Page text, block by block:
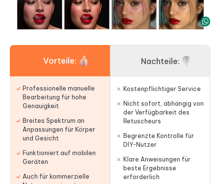
Vorteile:
Professionelle manuelle
Bearbeitung für hohe
Genauigkeit
Breites Spektrum an
Anpassungen für Körper
und Gesicht
Funktioniert auf mobilen
Geräten
Auch für kommerzielle
Nachteile:
Kostenpflichtiger Service
Nicht sofort, abhängig von
der Verfügbarkeit des
Retuscheurs
Begrenzte Kontrolle für
DIY-Nutzer
Klare Anweisungen für
beste Ergebnisse
erforderlich